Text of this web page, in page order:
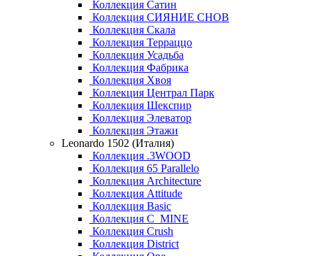
Коллекция Сатин
Коллекция СИЯНИЕ СНОВ
Коллекция Скала
Коллекция Терраццо
Коллекция Усадьба
Коллекция Фабрика
Коллекция Хвоя
Коллекция Централ Парк
Коллекция Шекспир
Коллекция Элеватор
Коллекция Этажи
Leonardo 1502 (Италия)
Коллекция .3WOOD
Коллекция 65 Parallelo
Коллекция Architecture
Коллекция Attitude
Коллекция Basic
Коллекция C_MINE
Коллекция Crush
Коллекция District